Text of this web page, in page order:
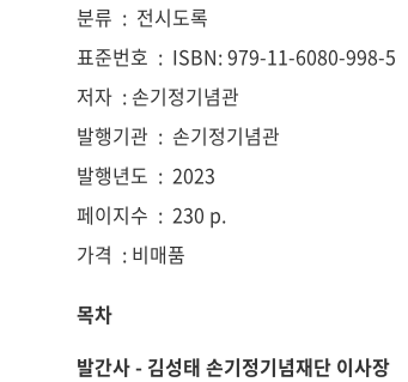
분류 : 전시도록
표준번호 : ISBN: 979-11-6080-998-5
저자 : 손기정기념관
발행기관 : 손기정기념관
발행년도 : 2023
페이지수 : 230 p.
가격 : 비매품
목차
발간사 - 김성태 손기정기념재단 이사장